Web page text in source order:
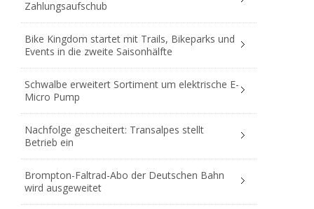
Zahlungsaufschub
Bike Kingdom startet mit Trails, Bikeparks und
Events in die zweite Saisonhälfte
Schwalbe erweitert Sortiment um elektrische E-
Micro Pump
Nachfolge gescheitert: Transalpes stellt
Betrieb ein
Brompton-Faltrad-Abo der Deutschen Bahn
wird ausgeweitet